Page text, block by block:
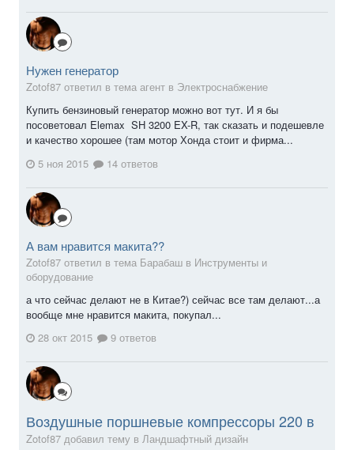
Нужен генератор
Zotof87 ответил в тема агент в Электроснабжение
Купить бензиновый генератор можно вот тут. И я бы
посоветовал Elemax SH 3200 EX-R, так сказать и подешевле
и качество хорошее (там мотор Хонда стоит и фирма...
5 ноя 2015
14 ответов
А вам нравится макита??
Zotof87 ответил в тема Барабаш в Инструменты и
оборудование
а что сейчас делают не в Китае?) сейчас все там делают...а
вообще мне нравится макита, покупал...
28 окт 2015
9 ответов
Воздушные поршневые компрессоры 220 в
Zotof87 добавил тему в Ландшафтный дизайн